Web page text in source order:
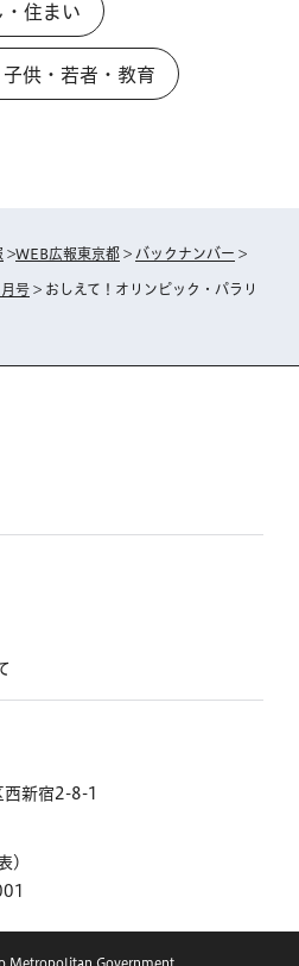
・住まい
子供・若者・教育
>WEB広報東京都 > バックナンバー >
号 > おしえて！オリンピック・パラリ
新宿2-8-1
)
Metropolitan Government.